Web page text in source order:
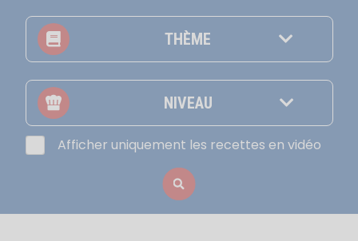
THÈME
NIVEAU
Afficher uniquement les recettes en vidéo